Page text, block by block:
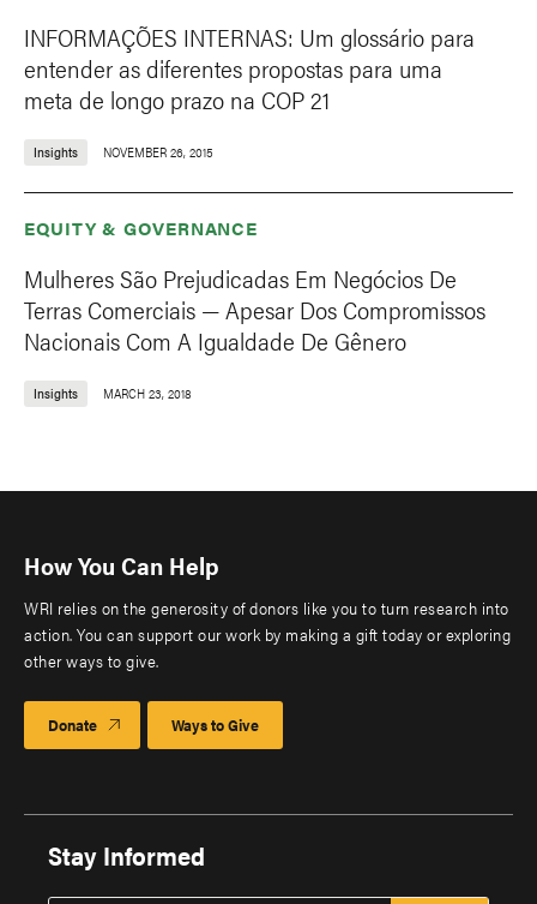
INFORMAÇÕES INTERNAS: Um glossário para
entender as diferentes propostas para uma
meta de longo prazo na COP 21
Insights NOVEMBER 26, 2015
EQUITY & GOVERNANCE
Mulheres São Prejudicadas Em Negócios De
Terras Comerciais — Apesar Dos Compromissos
Nacionais Com A Igualdade De Gênero
Insights MARCH 23, 2018
How You Can Help
WRI relies on the generosity of donors like you to turn research into
action. You can support our work by making a gift today or exploring
other ways to give.
Donate Ways to Give
Stay Informed